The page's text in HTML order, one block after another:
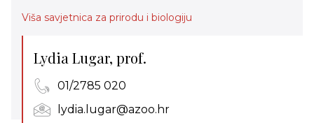
Viša savjetnica za prirodu i biologiju
Lydia Lugar, prof.
01/2785 020
lydia.lugar@azoo.hr